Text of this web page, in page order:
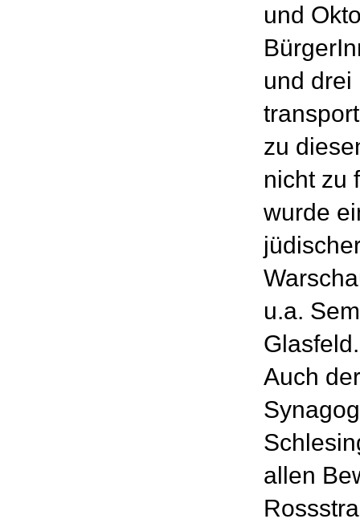
und
und drei
zu
nicht zu
wurde
u.a.
Glasfeld.
Auch
allen